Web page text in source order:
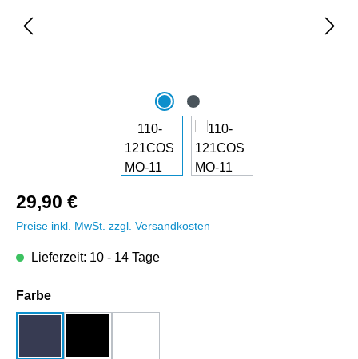
29,90 €
Preise inkl. MwSt. zzgl. Versandkosten
Lieferzeit: 10 - 14 Tage
Farbeauswählen